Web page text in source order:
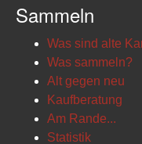
Sammeln
Was sind alte
Was sammeln?
Alt gegen neu
Kaufberatung
Am Rande...
Statistik